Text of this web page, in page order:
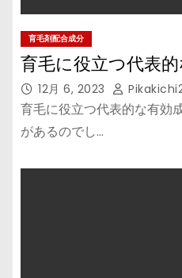
育毛剤配合成分
育毛に役立つ代表
12月 6, 2023
育毛に役立つ代表的な有効
があるのでし…